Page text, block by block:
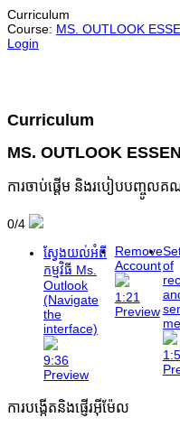
Curriculum
Course: MS. OUTLOOK
Login
Curriculum
MS. OUTLOOK
ការចាប់ផ្តើម និងរបៀបបញ្ចូ
0/4
ស្វែងយល់អំពី
កម្មវិធី Ms.
Outlook
(Navigate
the
interface)
9:36
Preview
Remove
Account
1:21
Preview
of
ការបង្កើតនិងផ្ញើរអ៊ីម៉ែល